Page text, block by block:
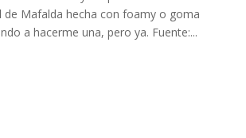
de Mafalda hecha con foamy o goma
a hacerme una, pero ya. Fuente:...